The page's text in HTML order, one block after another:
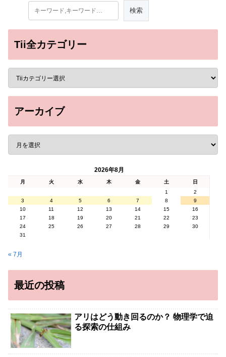
Tii全カテゴリー
アーカイブ
2026年8月
月 火 水 木 金 土
日
1
2
3
4 5 6 7 8
9
10
11 12 13 14 15
16
17
18 19 20 21 22
23
24
25 26 27 28 29
30
31
« 7月
最近の投稿
アリはどう動き回るのか？ 物理学で迫
る探索の仕組み